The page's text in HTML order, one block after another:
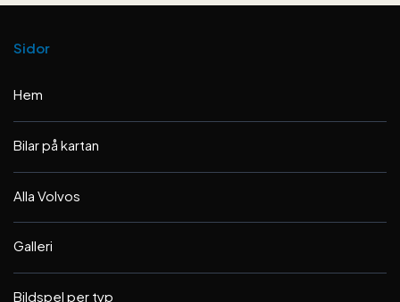
Sidor
Hem
Bilar på kartan
Alla Volvos
Galleri
Bildspel per typ